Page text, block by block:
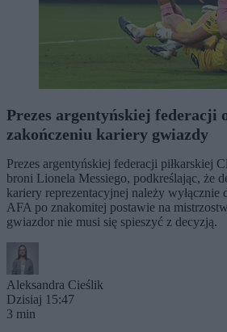
Prezes argentyńskiej federacji
zakończeniu kariery gwiazdy
Prezes argentyńskiej federacji piłkarskiej
broni Lionela Messiego, podkreślając, że
kariery reprezentacyjnej należy wyłącznie
AFA po znakomitej postawie na
gwiazdor nie musi się spieszyć z decyzją.
Aleksandra Cieślik
Dzisiaj 15:47
3 min